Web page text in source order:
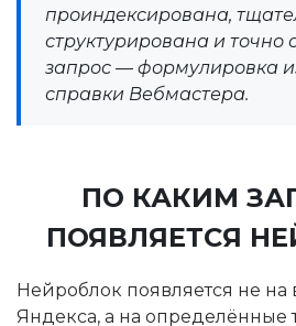
проиндексирована,
структурирована и точно
запрос — формулировка
справки Вебмастера.
ПО КАКИМ
ПОЯВЛЯЕТСЯ
Нейроблок появляется не
Яндекса, а на определённые